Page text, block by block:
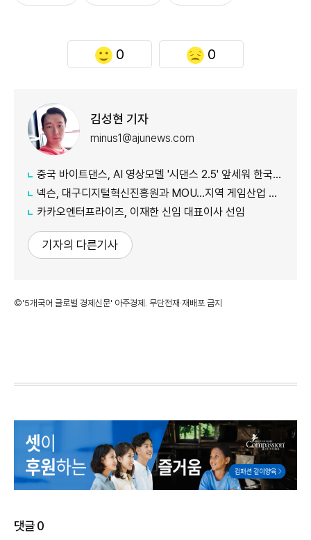
0 0
김성현 기자
minus1@ajunews.com
중국 바이트댄스, AI 영상모델 '시댄스 2.5' 앞세워 한국 공략 본격화
넥슨, 대구디지털혁신진흥원과 MOU…지역 게임산업 육성 나선다
카카오엔터프라이즈, 이재한 신임 대표이사 선임
기자의 다른기사
©'5개국어 글로벌 경제신문' 아주경제. 무단전재·재배포 금지
댓글0